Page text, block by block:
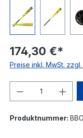
174,30 €*
Preise inkl. MwSt.
Produkt
Produktnummer: